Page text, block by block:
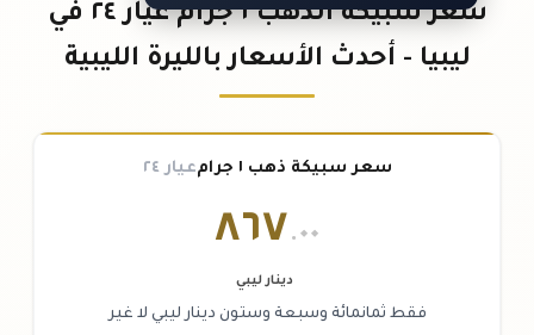
سعر سبيكة الذهب ١ جرام عيار ٢٤ في
ليبيا - أحدث الأسعار بالليرة الليبية
سعر سبيكة ذهب ١ جرام عيار ٢٤
٨٦٧ .٠٠
دينار ليبي
فقط ثمانمائة وسبعة وستون دينار ليبي لا غير